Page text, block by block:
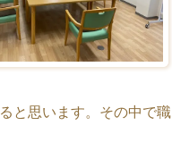
と思います。その中で職